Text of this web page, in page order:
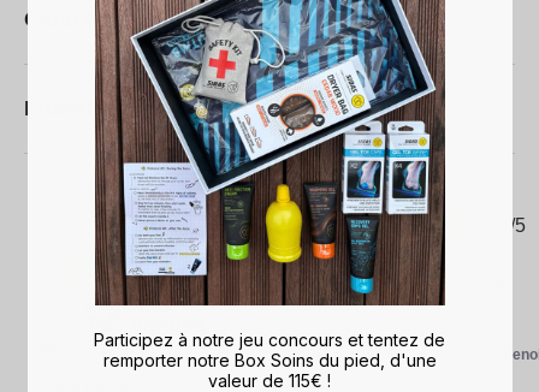
Caractéristiques techniques
Entretien
4.6/5
Basé sur10 avis soumis à un
contrôle
/5
Avis vérifié
parfait pour les sports qu'il
pratique
Avis du21/11/2025 , suite à une
expérience du09/11/2025
P.
Participez à notre jeu concours et tentez de
remporter notre Box Soins du pied, d'une
valeur de 115€ !